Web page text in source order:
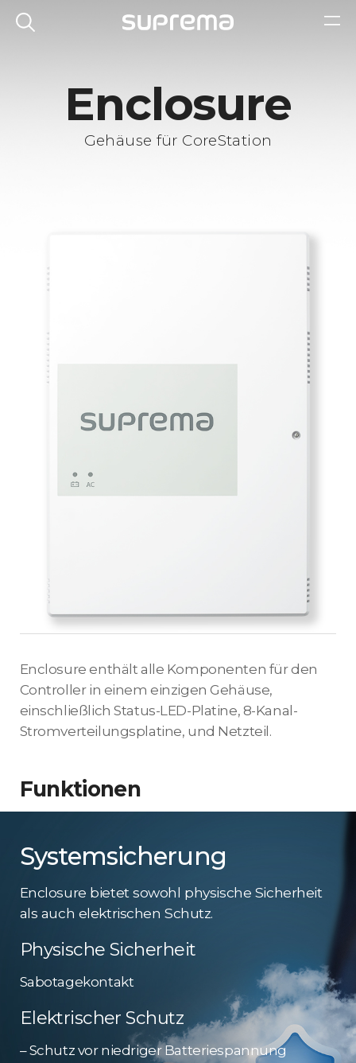
Enclosure
Gehäuse für CoreStation
Enclosure enthält alle Komponenten für den
Controller in einem einzigen Gehäuse,
einschließlich Status-LED-Platine, 8-Kanal-
Stromverteilungsplatine, und Netzteil.
Funktionen
Systemsicherung
Enclosure bietet sowohl physische Sicherheit
als auch elektrischen Schutz.
Physische Sicherheit
Sabotagekontakt
Elektrischer Schutz
– Schutz vor niedriger Batteriespannung